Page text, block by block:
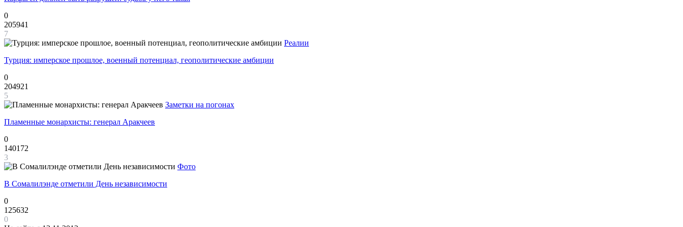
0
205941
7
Реалии
Турция: имперское прошлое, военный потенциал, геополитические амбиции
0
204921
5
Заметки на погонах
Пламенные монархисты: генерал Аракчеев
0
140172
3
Фото
В Сомалилэнде отметили День независимости
0
125632
0